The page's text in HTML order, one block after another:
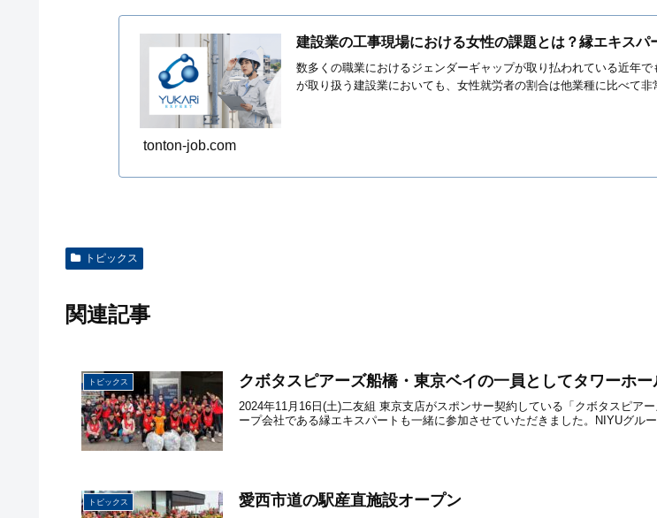
建設業の工事現場における女性の課題とは？縁エキスパ
数多くの職業におけるジェンダーギャップが取り払われている近年
が取り扱う建設業においても、女性就労者の割合は他業種に比べて
tonton-job.com
トピックス
関連記事
トピックス クボタスピアーズ船橋・東京ベイの一員としてタワーホ
2024年11月16日(土)二友組 東京支店がスポンサー契約している「クボタスピア
ープ会社である縁エキスパートも一緒に参加させていただきました。NIYUグル
トピックス 愛西市道の駅産直施設オープン